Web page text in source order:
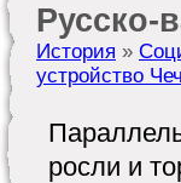
Русско-
История »
устройство
росли и